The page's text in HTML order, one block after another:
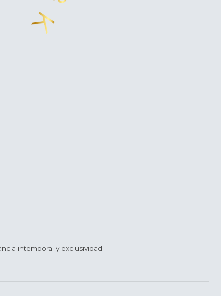
intemporal y exclusividad.